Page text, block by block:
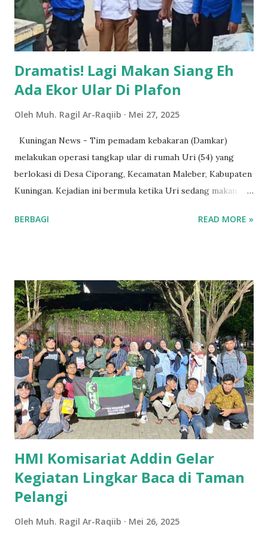
SE tersebut Selasa (27/5/2025). Dalam surat edaran
tersebut yang termasuk kedalam pelajar yang harus
menaati aturan tersebut diantaranya adalah: 1. ...
Dramatis! Lagi Makan Siang Eh
Ada Ekor Ular Di Plafon
Oleh Muh. Ragil Ar-Raqiib Mei 27, 2025
Kuningan News - Tim pemadam kebakaran (Damkar)
melakukan operasi tangkap ular di rumah Uri (54) yang
berlokasi di Desa Ciporang, Kecamatan Maleber, Kabupaten
Kuningan. Kejadian ini bermula ketika Uri sedang makan
plafon rumahnya pada (27/5/2025), sekitar pukul 13.30 WIB.
tersebut, dan akhirnya memang benar ular dan ia terus
merayap ke atas plafon. Setelah memastikan bahwa benda
itu adalah ular, ia merasa khawatir dan menghubungi pihak
desa untuk bisa menghubungkan permasalahannya ke
Damkar. “Iya tadi saya lagi makan siang trus kaget tiba-tiba
ada ular di atas plafon,” tutur Uri. Merasa tidak mampu
menangani situasi tersebut seorang diri, Bapak Uri segera
melapor kepada perangkat desa setempat. Tim desa
kemudian berusaha menghubungkan kejadian tersebut
dengan piha...
BERBAGI READ MORE »
HMI Komisariat Addin Gelar
Kegiatan Lingkar Baca di Taman
Pelangi
Oleh Muh. Ragil Ar-Raqiib Mei 26, 2025